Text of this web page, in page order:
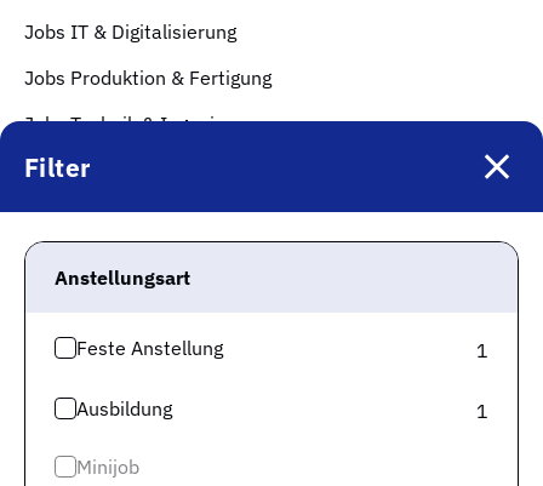
Filter
Anstellungsart
Feste Anstellung 1
Ausbildung 1
Minijob
Jobs IT & Digitalisierung
Jobs Produktion & Fertigung
Jobs Technik & Ingenieurwesen
Jobs Soziales, Erziehung & Bildung
Jobs Gastronomie & Hotellerie
Top Städte
Jobs in München
Jobs in Berlin
Jobs in Frankfurt
Jobs in Hamburg